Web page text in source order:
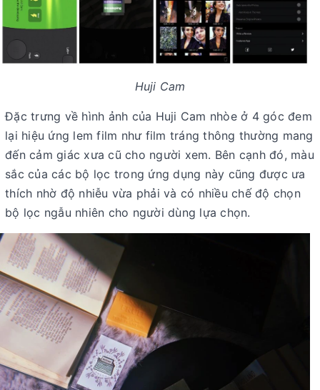
Huji Cam
Đặc trưng về hình ảnh của Huji Cam nhòe ở 4 góc đem
lại hiệu ứng lem film như film tráng thông thường mang
đến cảm giác xưa cũ cho người xem. Bên cạnh đó, màu
sắc của các bộ lọc trong ứng dụng này cũng được ưa
thích nhờ độ nhiễu vừa phải và có nhiều chế độ chọn
bộ lọc ngẫu nhiên cho người dùng lựa chọn.